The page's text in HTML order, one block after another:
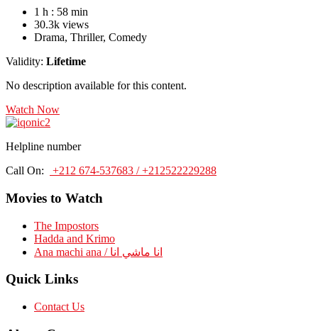
1 h : 58 min
30.3k views
Drama, Thriller, Comedy
Validity: Lifetime
No description available for this content.
Watch Now
Helpline number
Call On:
+212 674-537683 / +212522229288
Movies to Watch
The Impostors
Hadda and Krimo
Ana machi ana / انا ماشي انا
Quick Links
Contact Us